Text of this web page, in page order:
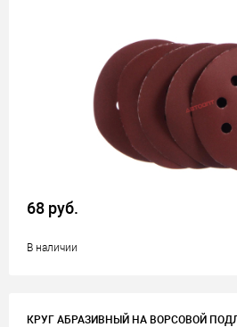
68 руб.
В наличии
КРУГ АБРАЗИВНЫЙ НА ВОРСОВОЙ